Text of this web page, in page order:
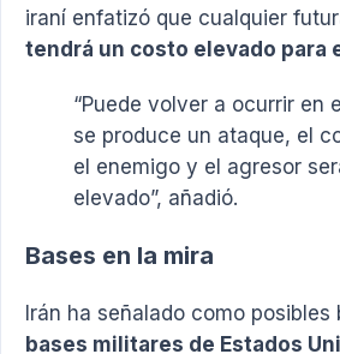
iraní enfatizó que cualquier
tendrá un costo elevado para
“Puede volver a ocurrir en
se produce un ataque, el
el enemigo y el agresor
elevado”, añadió.
Bases en la mira
Irán ha señalado como posibles
bases militares de Estados